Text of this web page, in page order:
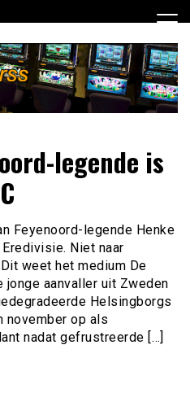
legende is
Feyenoord-legende Henke
Niet naar
weet het medium De
jonge aanvaller uit Zweden
Helsingborgs
november op als
nadat gefrustreerde […]